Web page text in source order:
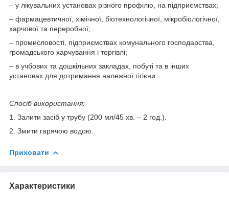
– у лікувальних установах різного профілю, на підприємствах;
– фармацевтичної, хімічної, біотехнологічної, мікробіологічної,
харчової та переробної;
– промисловості, підприємствах комунального господарства,
громадського харчування і торгівлі;
– в учбових та дошкільних закладах, побуті та в інших
установах для дотримання належної гігієни.
Спосіб використання:
1. Залити засіб у трубу (200 мл/45 хв. – 2 год.).
2. Змити гарячою водою.
Приховати
Характеристики